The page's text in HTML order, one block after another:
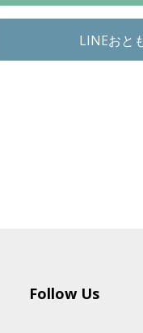
LINEおと
Follow Us